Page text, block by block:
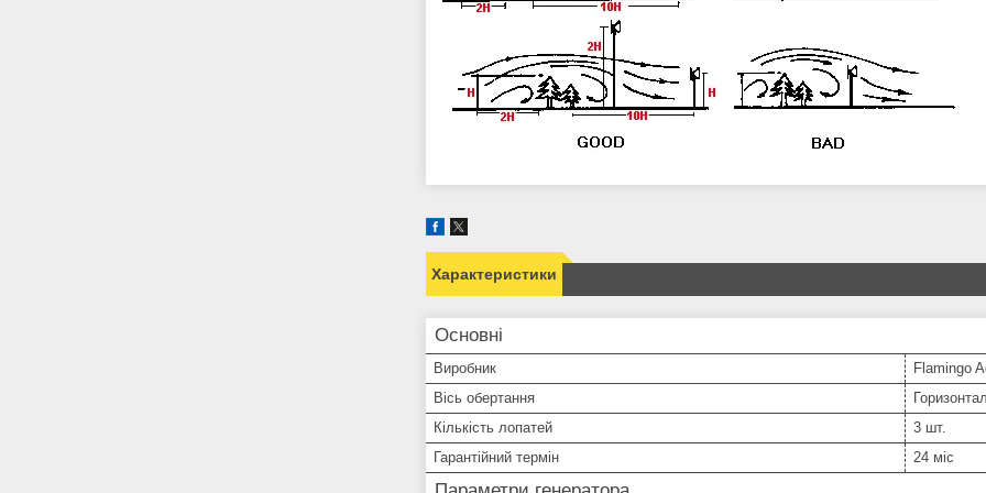
Характеристики
Основні
Виробник
Flamingo
Вісь обертання
Кількість лопатей
3 шт.
Гарантійний термін
24 міс